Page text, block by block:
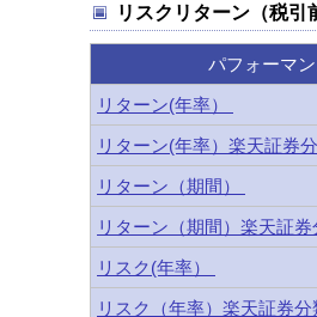
リスクリターン（税引
パフォーマ
リターン(年率）
リターン(年率）楽天証券
リターン（期間）
リターン（期間）楽天証券
リスク(年率）
リスク（年率）楽天証券分